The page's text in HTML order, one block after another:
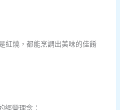
紅燒，都能烹調出美味的佳餚
經營理念：